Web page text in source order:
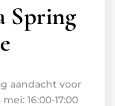
Spring
aandacht voor
16:00-17:00